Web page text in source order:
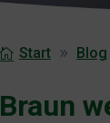
Start Blog
Braun